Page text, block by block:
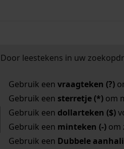
Door leestekens in uw
Gebruik een vraagteken (?)
Gebruik een sterretje (*)om
Gebruik een dollarteken ($)
Gebruik een minteken (-)om
Gebruik een Dubbele